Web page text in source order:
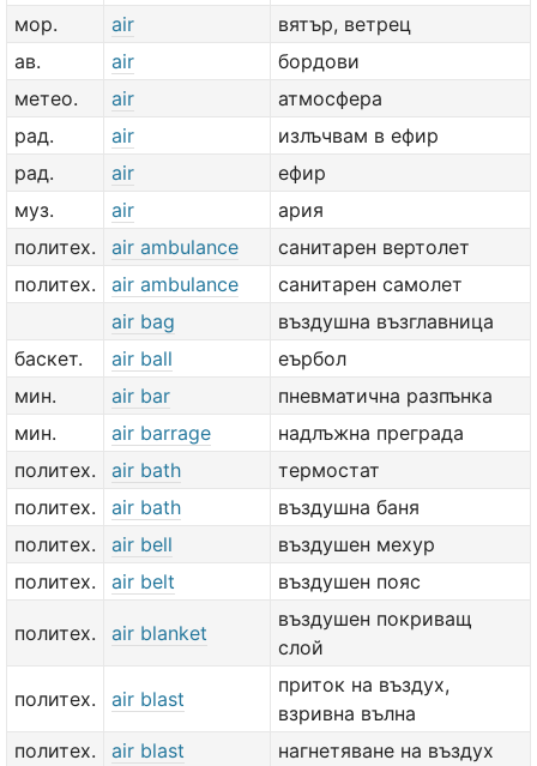
мор.
air
вятър, ветрец
ав.
air
бордови
метео.
air
атмосфера
рад.
air
излъчвам в ефир
рад.
air
ефир
муз.
air
ария
политех.
air ambulance
санитарен вертолет
политех.
air ambulance
санитарен самолет
air bag
въздушна възглавница
баскет.
air ball
еърбол
мин.
air bar
пневматична разпънка
мин.
air barrage
надлъжна преграда
политех.
air bath
термостат
политех.
air bath
въздушна баня
политех.
air bell
въздушен мехур
политех.
air belt въздушен пояс
политех. air blanket
въздушен покриващ
слой
политех. air blast
приток на въздух,
взривна вълна
политех.
air blast
нагнетяване на въздух